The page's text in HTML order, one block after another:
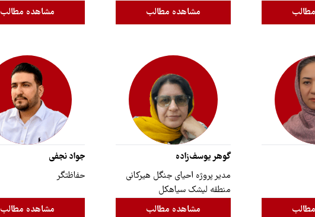
مشاهده مطالب
مشاهده مطالب
گوهر یوسف‌زاده
مدیر پروژه احیای جنگل هیرکانی
منطقه لیشک سیاهکل
مشاهده مطالب
جواد نجفی
حفاظتگر
مشاهده مطالب